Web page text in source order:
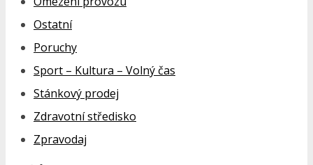
Ostatní
Poruchy
Sport – Kultura – Volný čas
Stánkový prodej
Zdravotní středisko
Zpravodaj